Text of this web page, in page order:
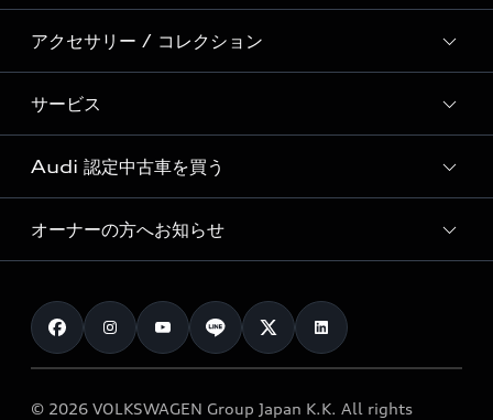
Audi Sport
Formula 1®
デジタルサービス
新車在庫検索
試乗車・展示車検索
見積り依頼
試乗予約
モデル一覧
特別仕様モデル / 限定モデル
e-tronラインアップ
価格シミュレーション
車両比較
カタログ一覧
アクセサリー / コレクション
純正アクセサリー
オンラインショップ
Audi collection
アウディナビアプリ
サービス
サービス入庫予約
サービスプログラム
メンテナンス
車検 / 定期点検
e-tronアフターサポート
Audi 認定中古車を買う
Audi認定中古車
クオリティ
保証
メンテナンス
オーナーの方へお知らせ
お知らせ
オーナー様向けキャンペーン
© 2026 VOLKSWAGEN Group Japan K.K. All rights